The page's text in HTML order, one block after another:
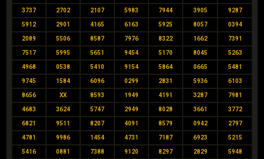
3737 2702 2107 5983 7944 3905 9287
5912 2901 4165 6163 5925 8057 0394
2089 5506 8587 7976 8322 1662 7391
7517 5995 5651 9454 5170 8045 5263
4968 0538 5410 9154 5864 0665 5481
9745 1584 6096 0299 2831 5936 6103
8656 XX 8593 1949 4191 3287 7981
4683 3624 5747 2949 8028 3661 3772
6821 9511 8207 4091 8579 0942 2797
4781 9986 1454 4731 7187 6923 5215
5416 0881 7388 9120 8297 2829 5948